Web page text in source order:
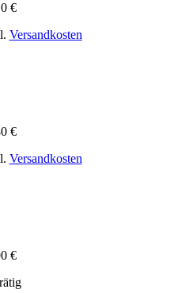
€
Versandkosten
€
Versandkosten
€